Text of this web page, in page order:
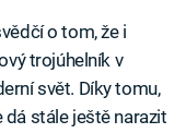
o tom, že i
trojúhelník v
svět. Díky tomu,
stále ještě narazit